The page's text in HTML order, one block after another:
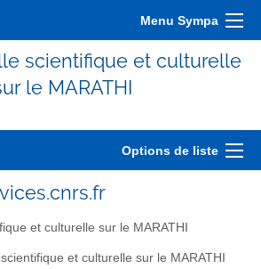
Menu Sympa
scientifique et culturelle
le MARATHI
Options de liste
et culturelle sur le MARATHI
et culturelle sur le MARATHI